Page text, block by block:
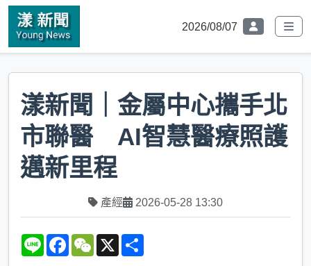
2026/08/07
漾新聞｜金屬中心攜手北
市聯醫 AI智慧醫療照護
邁新里程
產經 2026-05-28 13:30
L
F
W
X